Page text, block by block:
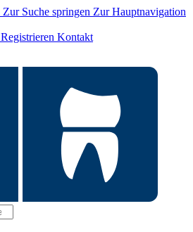
Zur Suche springen Zur Hauptnavigation
Registrieren Kontakt